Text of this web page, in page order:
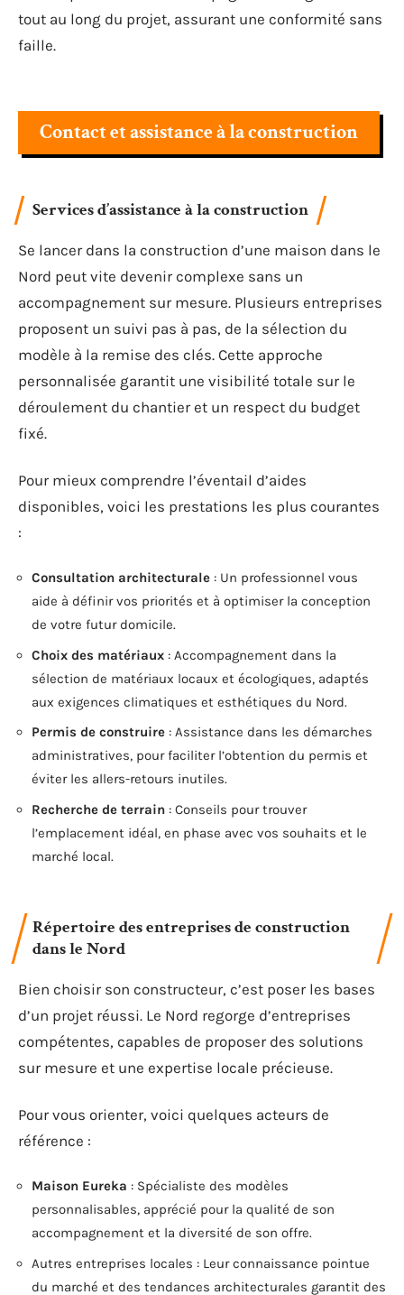
tout au long du projet, assurant une conformité sans
faille.
Contact et assistance à la construction
Services d’assistance à la construction
Se lancer dans la construction d’une maison dans le
Nord peut vite devenir complexe sans un
accompagnement sur mesure. Plusieurs entreprises
proposent un suivi pas à pas, de la sélection du
modèle à la remise des clés. Cette approche
personnalisée garantit une visibilité totale sur le
déroulement du chantier et un respect du budget
fixé.
Pour mieux comprendre l’éventail d’aides
disponibles, voici les prestations les plus courantes
:
Consultation architecturale : Un professionnel vous
aide à définir vos priorités et à optimiser la conception
de votre futur domicile.
Choix des matériaux : Accompagnement dans la
sélection de matériaux locaux et écologiques, adaptés
aux exigences climatiques et esthétiques du Nord.
Permis de construire : Assistance dans les démarches
administratives, pour faciliter l’obtention du permis et
éviter les allers-retours inutiles.
Recherche de terrain : Conseils pour trouver
l’emplacement idéal, en phase avec vos souhaits et le
marché local.
Répertoire des entreprises de construction
dans le Nord
Bien choisir son constructeur, c’est poser les bases
d’un projet réussi. Le Nord regorge d’entreprises
compétentes, capables de proposer des solutions
sur mesure et une expertise locale précieuse.
Pour vous orienter, voici quelques acteurs de
référence :
Maison Eureka : Spécialiste des modèles
personnalisables, apprécié pour la qualité de son
accompagnement et la diversité de son offre.
Autres entreprises locales : Leur connaissance pointue
du marché et des tendances architecturales garantit des